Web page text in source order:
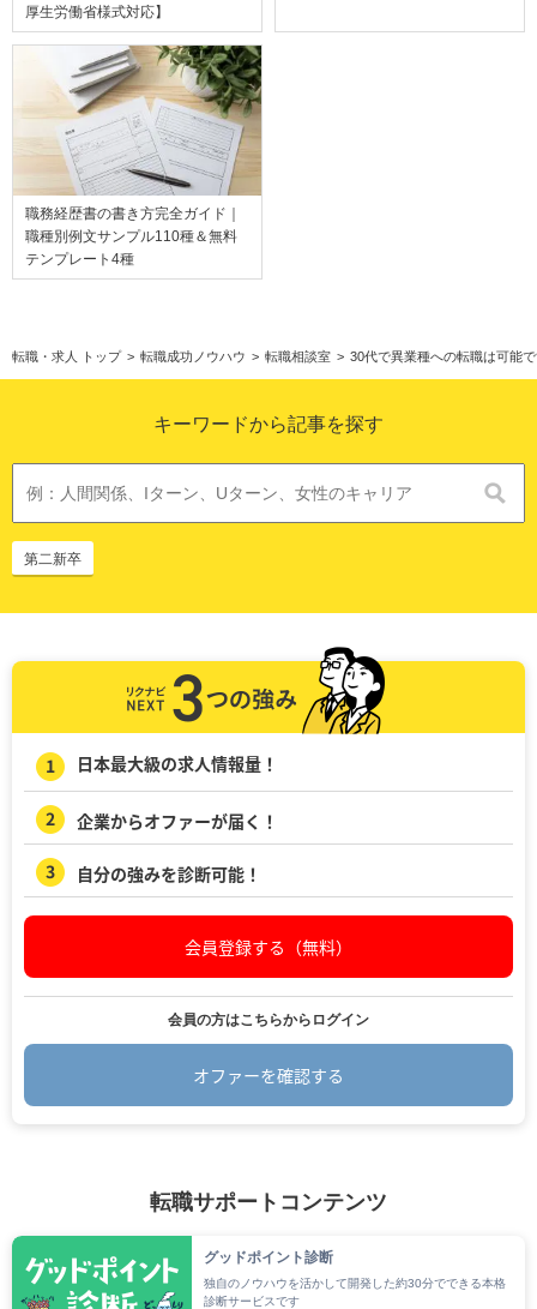
厚生労働省様式対応】
職務経歴書の書き方完全ガイド｜
職種別例文サンプル110種＆無料
テンプレート4種
転職・求人 トップ > 転職成功ノウハウ > 転職相談室 > 30代で異業種への転職は可能
キーワードから記事を探す
第二新卒
日本最大級の求人情報量！
企業からオファーが届く！
自分の強みを診断可能！
会員登録する（無料）
会員の方はこちらからログイン
オファーを確認する
転職サポートコンテンツ
グッドポイント診断
独自のノウハウを活かして開発した約30分でできる本格
診断サービスです